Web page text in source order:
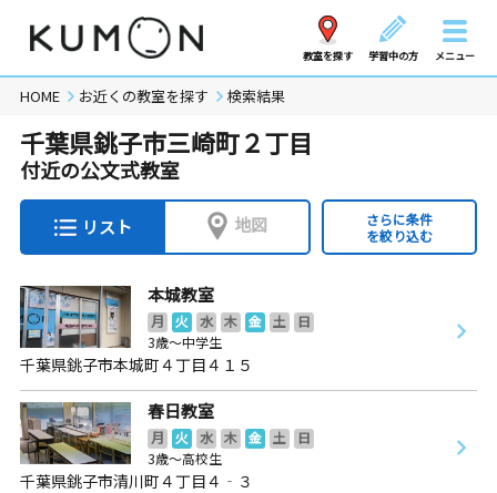
教室を探す 学習中の方 メニュー
HOME お近くの教室を探す 検索結果
千葉県銚子市三崎町２丁目
付近の公文式教室
リスト 地図
さらに条件
を絞り込む
本城教室
月 火 水 木 金 土
日
3歳～中学生
千葉県銚子市本城町４丁目４１５
春日教室
月 火 水 木 金 土
日
3歳～高校生
千葉県銚子市清川町４丁目４‐３